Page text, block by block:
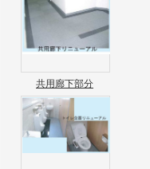
共用廊下部分